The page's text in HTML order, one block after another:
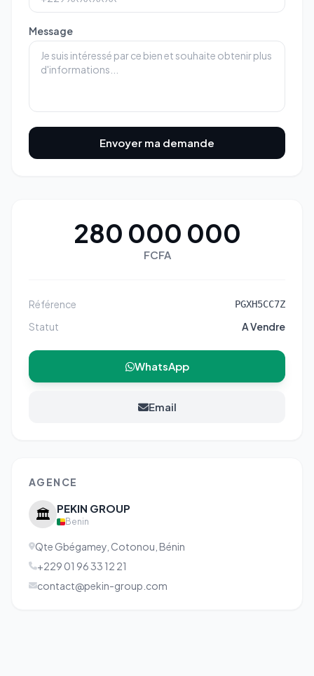
Message
Envoyer ma demande
280 000 000
FCFA
Référence PGXH5CC7Z
Statut A Vendre
WhatsApp
Email
AGENCE
🏛️ PEKIN GROUP
Benin
Qte Gbégamey, Cotonou, Bénin
+229 01 96 33 12 21
contact@pekin-group.com